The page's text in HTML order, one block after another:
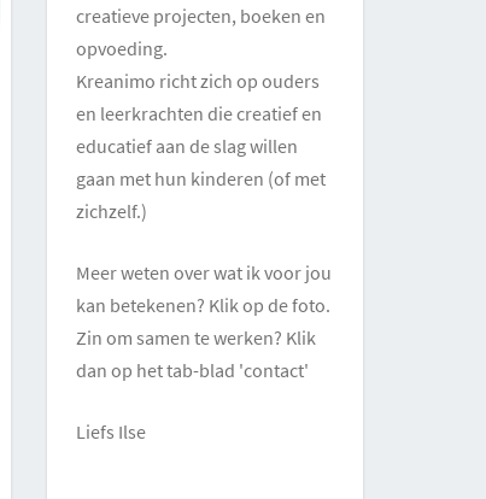
creatieve projecten, boeken en
opvoeding.
Kreanimo richt zich op ouders
en leerkrachten die creatief en
educatief aan de slag willen
gaan met hun kinderen (of met
zichzelf.)
Meer weten over wat ik voor jou
kan betekenen? Klik op de foto.
Zin om samen te werken? Klik
dan op het tab-blad 'contact'
Liefs Ilse